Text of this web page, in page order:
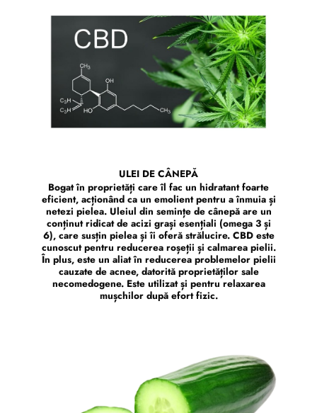
ULEI DE CÂNEPĂ
Bogat în proprietăți care îl fac un hidratant foarte
eficient, acționând ca un emolient pentru a înmuia și
netezi pielea. Uleiul din semințe de cânepă are un
conținut ridicat de acizi grași esențiali (omega 3 și
6), care susțin pielea și îi oferă strălucire. CBD este
cunoscut pentru reducerea roșeții și calmarea pielii.
În plus, este un aliat în reducerea problemelor pielii
cauzate de acnee, datorită proprietăților sale
necomedogene. Este utilizat și pentru relaxarea
mușchilor după efort fizic.